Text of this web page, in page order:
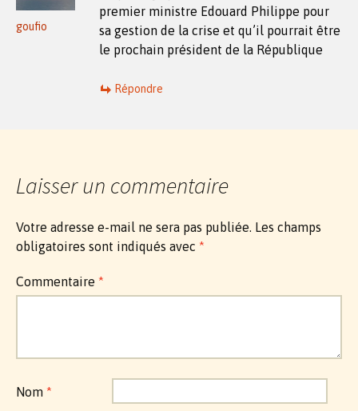
goufio
premier ministre Edouard Philippe pour
sa gestion de la crise et qu’il pourrait être
le prochain président de la République
Répondre
Laisser un commentaire
Votre adresse e-mail ne sera pas publiée. Les champs
obligatoires sont indiqués avec *
Commentaire *
Nom *